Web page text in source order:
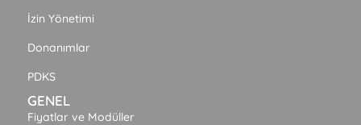
İzin Yönetimi
Donanımlar
PDKS
GENEL
Fiyatlar ve Modüller